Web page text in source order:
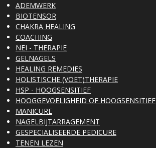
ADEMWERK
BIOTENSOR
CHAKRA HEALING
COACHING
NEI - THERAPIE
GELNAGELS
HEALING REMEDIES
HOLISTISCHE (VOET)THERAPIE
HSP - HOOGSENSITIEF
HOOGGEVOELIGHEID OF HOOGSENSITIEF
MANICURE
NAGELBIJTARRAGEMENT
GESPECIALISEERDE PEDICURE
TENEN LEZEN